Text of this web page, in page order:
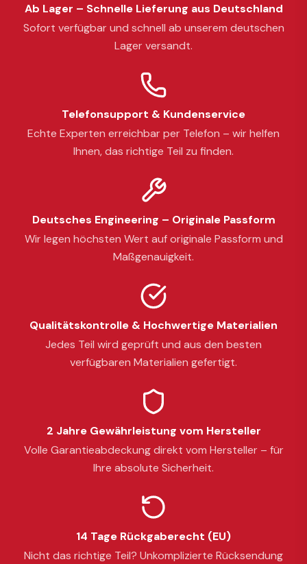
Ab Lager – Schnelle Lieferung aus Deutschland
Sofort verfügbar und schnell ab unserem deutschen
Lager versandt.
Telefonsupport & Kundenservice
Echte Experten erreichbar per Telefon – wir helfen
Ihnen, das richtige Teil zu finden.
Deutsches Engineering – Originale Passform
Wir legen höchsten Wert auf originale Passform und
Maßgenauigkeit.
Qualitätskontrolle & Hochwertige Materialien
Jedes Teil wird geprüft und aus den besten
verfügbaren Materialien gefertigt.
2 Jahre Gewährleistung vom Hersteller
Volle Garantieabdeckung direkt vom Hersteller – für
Ihre absolute Sicherheit.
14 Tage Rückgaberecht (EU)
Nicht das richtige Teil? Unkomplizierte Rücksendung